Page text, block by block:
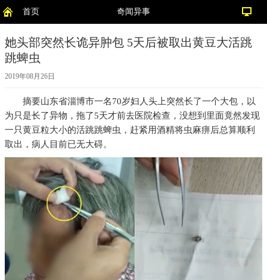
首页 奇闻异事
她头部突然长诡异肿包 5天后被取出黄豆大活跳
跳蜱虫
2019年08月26日
摘要山东省淄博市一名70岁妇人头上突然长了一个大包，以
为只是长了异物，拖了5天才前去医院检查，没想到里面竟然发现
一只黄豆粒大小的活跳跳蜱虫，赶紧用酒精将虫麻痹后总算顺利
取出，病人目前已无大碍。